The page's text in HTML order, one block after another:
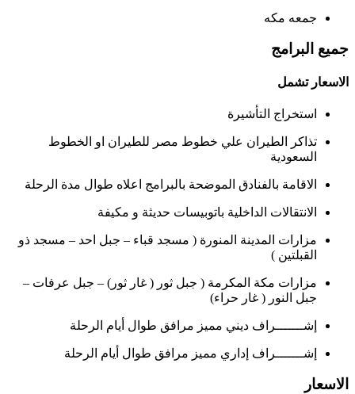
جمعه مكه
جميع البرامج
الاسعار تشمل
استخراج التأشيرة
تذاكر الطيران علي خطوط مصر للطيران او الخطوط
السعودية
الاقامة بالفنادق الموضحة بالبرامج اعلاه طوال مدة الرحلة
الانتقالات الداخلية باتوبيسات حديثة و مكيفة
مزارات المدينة المنورة ( مسجد قباء – جبل احد – مسجد ذو
القبلتين )
مزارات مكة المكرمة ( جبل ثور ( غار ثور) – جبل عرفات –
جبل النور ( غار حراء)
إشـــــــراف ديني مميز مرافق طوال أيام الرحلة
إشـــــــراف إداري مميز مرافق طوال أيام الرحلة
الاسعار